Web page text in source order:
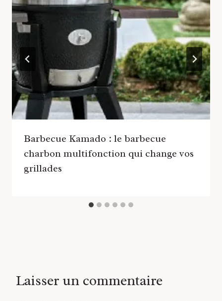
Barbecue Kamado : le barbecue
charbon multifonction qui change vos
grillades
Laisser un commentaire